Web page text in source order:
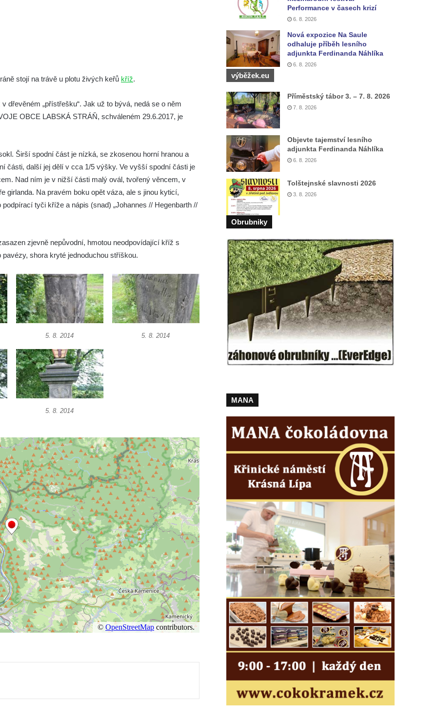
stojí na trávě u plotu živých keřů kříž.
dřevěném „přístřešku“. Jak už to bývá, nedá se o něm
OBCE LABSKÁ STRÁŇ, schváleném 29.6.2017, je
Širší spodní část je nízká, se zkosenou horní hranou a
části, další jej dělí v cca 1/5 výšky. Ve vyšší spodní části je
Nad ním je v nižší části malý ovál, tvořený věncem, v
girlanda. Na pravém boku opět váza, ale s jinou kyticí,
tyči kříže a nápis (snad) „Johannes // Hegenbarth //
zjevně nepůvodní, hmotou neodpovídající kříž s
shora kryté jednoduchou stříškou.
5. 8. 2014 5. 8. 2014
5. 8. 2014
Performance v časech krizí
6. 8. 2026
Nová expozice Na Saule
odhaluje příběh lesního
adjunkta Ferdinanda Náhlíka
6. 8. 2026
výběžek.eu
Příměstský tábor 3. – 7. 8. 2026
7. 8. 2026
Objevte tajemství lesního
adjunkta Ferdinanda Náhlíka
6. 8. 2026
Tolštejnské slavnosti 2026
3. 8. 2026
Obrubniky
MANA